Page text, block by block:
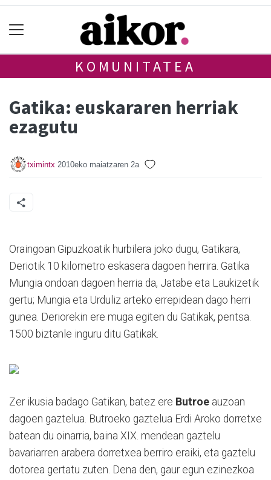
KOMUNITATEA
Gatika: euskararen herriak
ezagutu
tximintx 2010eko maiatzaren 2a
Oraingoan Gipuzkoatik hurbilera joko dugu, Gatikara,
Deriotik 10 kilometro eskasera dagoen herrira. Gatika
Mungia ondoan dagoen herria da, Jatabe eta Laukizetik
gertu; Mungia eta Urduliz arteko errepidean dago herri
gunea. Deriorekin ere muga egiten du Gatikak, pentsa.
1500 biztanle inguru ditu Gatikak.
Zer ikusia badago Gatikan, batez ere Butroe auzoan
dagoen gaztelua. Butroeko gaztelua Erdi Aroko dorretxe
batean du oinarria, baina XIX. mendean gaztelu
bavariarren arabera dorretxea berriro eraiki, eta gaztelu
dotorea gertatu zuten. Dena den, gaur egun ezinezkoa